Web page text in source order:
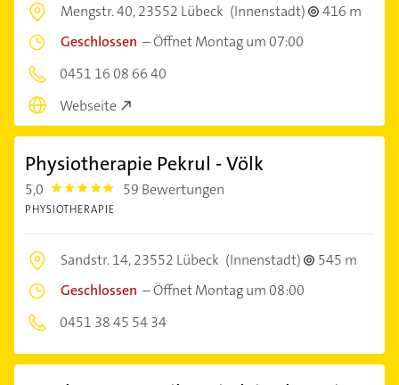
Mengstr. 40,23552 Lübeck (Innenstadt)
416 m
Geschlossen –Öffnet Montag um 07:00
0451 16 08 66 40
Webseite
Physiotherapie Pekrul - Völk
5,0 5.0 59 Bewertungen
PHYSIOTHERAPIE
Sandstr. 14,23552 Lübeck (Innenstadt)
545 m
Geschlossen –Öffnet Montag um 08:00
0451 38 45 54 34